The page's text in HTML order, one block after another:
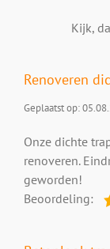
Kijk,
Renoveren
Geplaatst op:
Onze dichte
renoveren.
geworden!
Beoordeling: